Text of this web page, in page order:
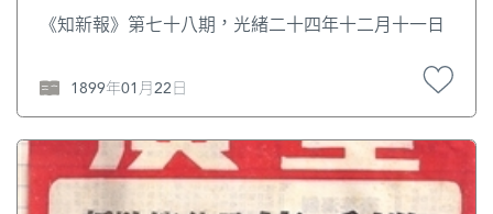
《知新報》第七十八期，光緒二十四年十二月十一日
1899年01月22日